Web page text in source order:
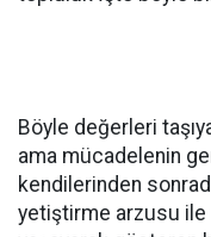
Böyle değerleri
ama mücadelenin
kendilerinden
yetiştirme arzusu